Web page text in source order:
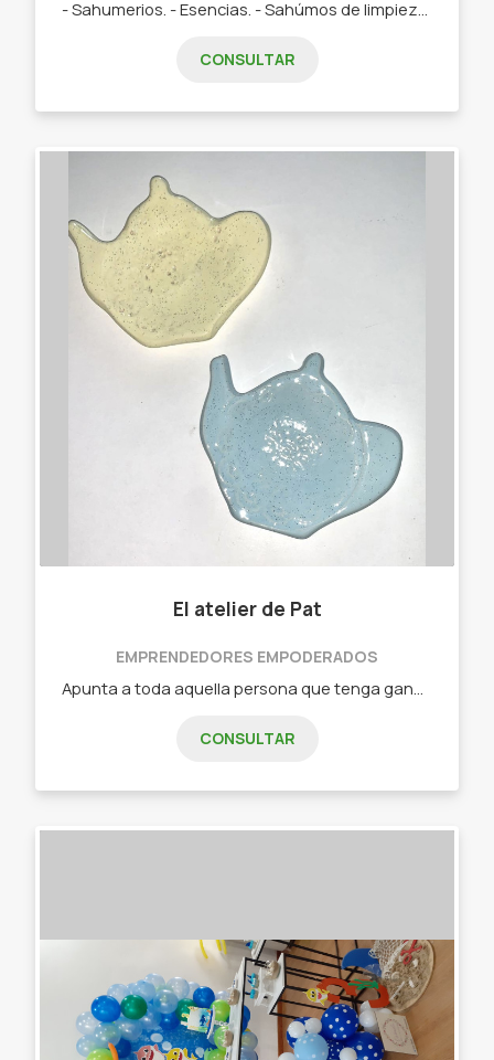
CONSULTAR
El atelier de Pat
EMPRENDEDORES EMPODERADOS
CONSULTAR